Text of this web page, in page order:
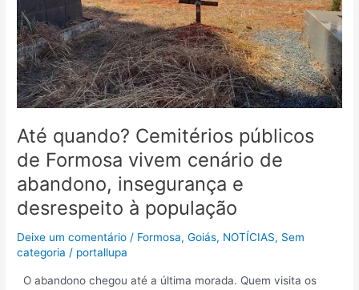
Até quando? Cemitérios públicos
de Formosa vivem cenário de
abandono, insegurança e
desrespeito à população
Deixe um comentário / Formosa,Goiás, NOTÍCIAS, Sem
categoria / portallupa
O abandono chegou até a última morada. Quem visita os
de
Formosa
vivem
cenário
de
abandono,
e
desrespeito
à
população